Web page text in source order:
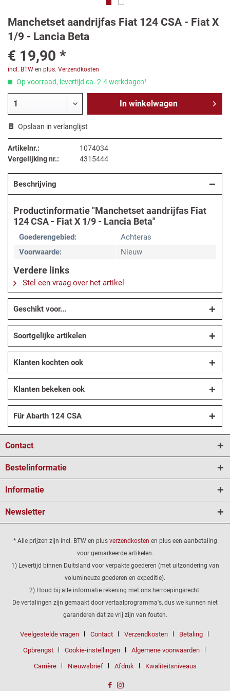
Manchetset aandrijfas Fiat 124 CSA - Fiat X
1/9 - Lancia Beta
€ 19,90 *
incl. BTW en plus. Verzendkosten
Op voorraad, levertijd ca. 2-4 werkdagen¹
In winkelwagen
Opslaan in verlanglijst
Artikelnr.:
1074034
Vergelijking nr.:
4315444
Beschrijving
Productinformatie "Manchetset aandrijfas Fiat
124 CSA - Fiat X 1/9 - Lancia Beta"
Goederengebied:
Achteras
Voorwaarde:
Nieuw
Verdere links
Stel een vraag over het artikel
Geschikt voor...
Soortgelijke artikelen
Klanten kochten ook
Klanten bekeken ook
Für Abarth 124 CSA
Contact
Bestelinformatie
Informatie
Newsletter
* Alle prijzen zijn incl. BTW en plus verzendkosten en plus een aanbetaling
voor gemarkeerde artikelen.
1) Levertijd binnen Duitsland voor verpakte goederen (met uitzondering van
volumineuze goederen en expeditie).
2) Houd bij alle informatie rekening met ons herroepingsrecht.
De vertalingen zijn gemaakt door vertaalprogramma's, dus we kunnen niet
garanderen dat ze vrij zijn van fouten.
Veelgestelde vragen Contact Verzendkosten Betaling
Opbrengst Cookie-instellingen Algemene voorwaarden
Carrière Nieuwsbrief Afdruk Kwaliteitsniveaus